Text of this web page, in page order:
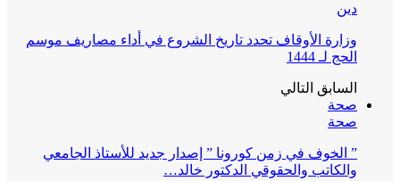
دين
وزارة الأوقاف تحدد تاريخ الشروع في أداء مصاريف موسم
الحج لـ 1444
السابق التالي
صحة
صحة
” الخوف في زمن كورونا ” إصدار جديد للأستاذ الجامعي
والكاتب والحقوقي الدكتور خالد…